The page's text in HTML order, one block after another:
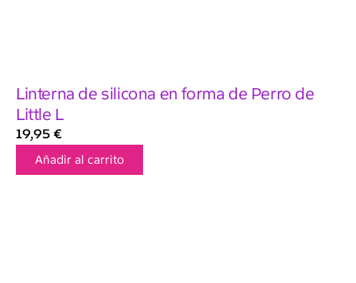
Linterna de silicona en forma de Perro de
Little L
19,95 €
Añadir al carrito